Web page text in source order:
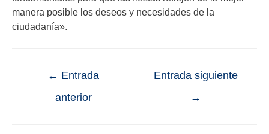
manera posible los deseos y necesidades de la
ciudadanía».
← Entrada
anterior
Entrada siguiente
→